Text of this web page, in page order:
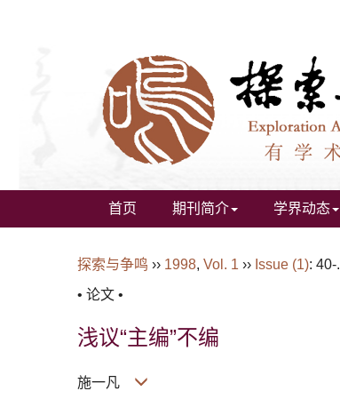
首页 期刊简介 学界动态
探索与争鸣 ›› 1998, Vol. 1 ›› Issue (1): 40-.
• 论文 •
浅议“主编”不编
施一凡